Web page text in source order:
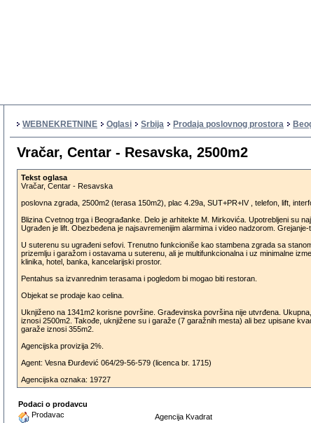
WEBNEKRETNINE Oglasi Srbija Prodaja poslovnog prostora
Vračar, Centar - Resavska, 2500m2
Tekst oglasa
Vračar, Centar - Resavska
poslovna zgrada, 2500m2 (terasa 150m2), plac 4.29a, SUT+PR+IV , telefon, lift,
Blizina Cvetnog trga i Beograđanke. Delo je arhitekte M. Mirkovića. Upotrebljeni su
Ugrađen je lift. Obezbeđena je najsavremenijim alarmima i video nadzorom. Grejanje-
U suterenu su ugrađeni sefovi. Trenutno funkcioniše kao stambena zgrada sa
prizemlju i garažom i ostavama u suterenu, ali je multifunkcionalna i uz minimalne
klinika, hotel, banka, kancelarijski prostor.
Pentahus sa izvanrednim terasama i pogledom bi mogao biti restoran.
Objekat se prodaje kao celina.
Uknjiženo na 1341m2 korisne površine. Građevinska površina nije utvrđena.
iznosi 2500m2. Takođe, uknjižene su i garaže (7 garažnih mesta) ali bez upisane
garaže iznosi 355m2.
Agencijska provizija 2%.
Agent: Vesna Đurđević 064/29-56-579 (licenca br. 1715)
Agencijska oznaka: 19727
Podaci o prodavcu
Prodavac
Agencija Kvadrat